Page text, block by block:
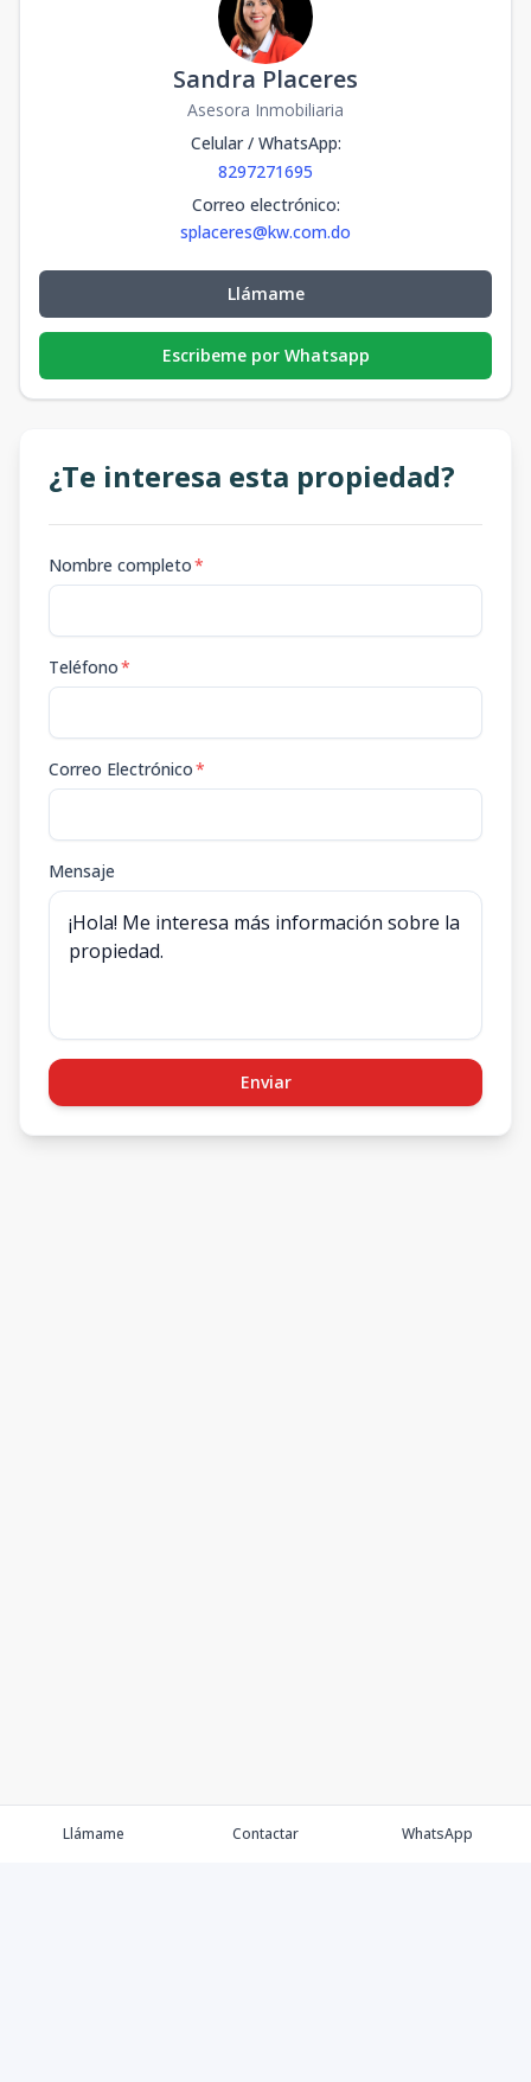
Sandra Placeres
Asesora Inmobiliaria
Celular / WhatsApp:
8297271695
Correo electrónico:
splaceres@kw.com.do
Llámame
Escribeme por Whatsapp
¿Te interesa esta propiedad?
Nombre completo*
Teléfono*
Correo Electrónico*
Mensaje
Enviar
Llámame Contactar WhatsApp